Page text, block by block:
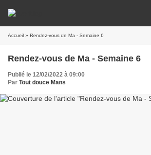
Accueil » Rendez-vous de Ma - Semaine 6
Rendez-vous de Ma - Semaine 6
Publié le 12/02/2022 à 09:00
Par Tout douce Mans